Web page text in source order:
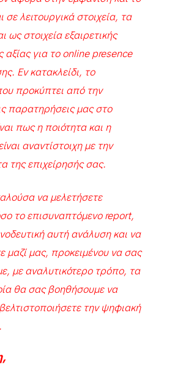
λειτουργικά στοιχεία, τα
ως στοιχεία εξαιρετικής
αξίας για το online presence
Εν κατακλείδι, το
προκύπτει από την
παρατηρήσεις μας στο
πως η ποιότητα και η
αναντίστοιχη με την
της επιχείρησής σας.
να μελετήσετε
το επισυναπτόμενο report,
αυτή ανάλυση και να
μαζί μας, προκειμένου να σας
με αναλυτικότερο τρόπο, τα
θα σας βοηθήσουμε να
την ψηφιακή